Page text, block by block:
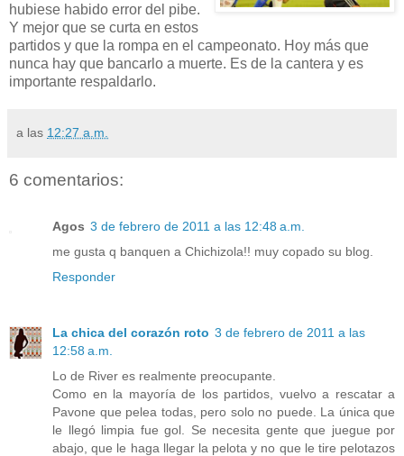
hubiese habido error del pibe.
Y mejor que se curta en estos
partidos y que la rompa en el campeonato. Hoy más que
nunca hay que bancarlo a muerte. Es de la cantera y es
importante respaldarlo.
a las 12:27 a.m.
6 comentarios:
Agos 3 de febrero de 2011 a las 12:48 a.m.
me gusta q banquen a Chichizola!! muy copado su blog.
Responder
La chica del corazón roto 3 de febrero de 2011 a las
12:58 a.m.
Lo de River es realmente preocupante.
Como en la mayoría de los partidos, vuelvo a rescatar a
Pavone que pelea todas, pero solo no puede. La única que
le llegó limpia fue gol. Se necesita gente que juegue por
abajo, que le haga llegar la pelota y no que le tire pelotazos